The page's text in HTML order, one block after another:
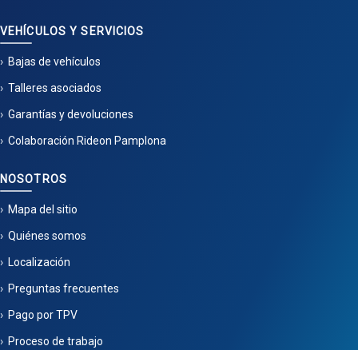
VEHÍCULOS Y SERVICIOS
Bajas de vehículos
Talleres asociados
Garantías y devoluciones
Colaboración Rideon Pamplona
NOSOTROS
Mapa del sitio
Quiénes somos
Localización
Preguntas frecuentes
Pago por TPV
Proceso de trabajo